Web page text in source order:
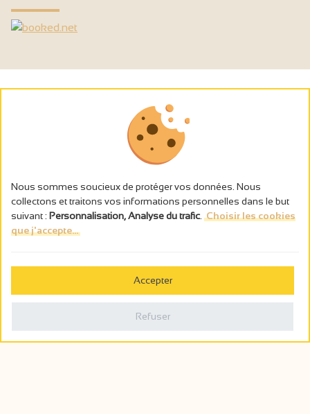
L’abus d’alcool est dangereux pour la santé, à consommer avec
Politique de confidentialité
Nous sommes soucieux de protéger vos données. Nous
collectons et traitons vos informations personnelles dans le but
suivant : Personnalisation, Analyse du trafic Choisir les cookies
que j'accepte...
Accepter
Refuser